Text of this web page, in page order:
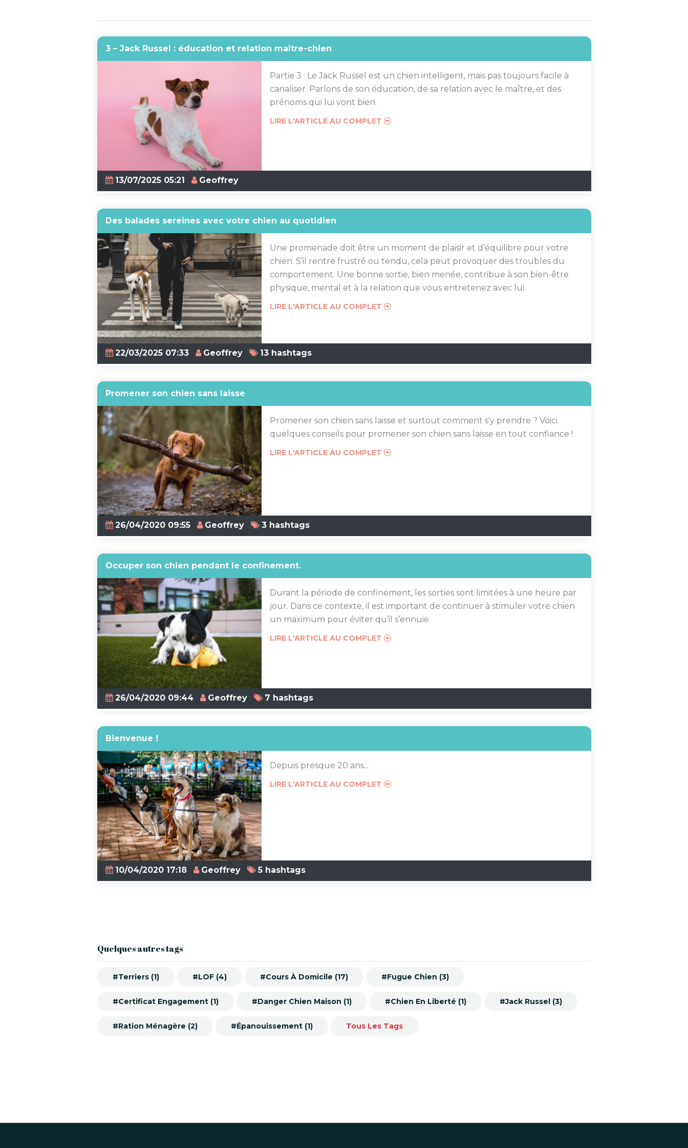
3 – Jack Russel : éducation et relation maître-chien
Partie 3 : Le Jack Russel est un chien intelligent, mais pas toujours facile à
canaliser. Parlons de son éducation, de sa relation avec le maître, et des
prénoms qui lui vont bien.
LIRE L'ARTICLE AU COMPLET
13/07/2025 05:21 Geoffrey
Des balades sereines avec votre chien au quotidien
Une promenade doit être un moment de plaisir et d’équilibre pour votre
chien. S’il rentre frustré ou tendu, cela peut provoquer des troubles du
comportement. Une bonne sortie, bien menée, contribue à son bien-être
physique, mental et à la relation que vous entretenez avec lui.
LIRE L'ARTICLE AU COMPLET
22/03/2025 07:33 Geoffrey 13 hashtags
Promener son chien sans laisse
Promener son chien sans laisse et surtout comment s'y prendre ? Voici
quelques conseils pour promener son chien sans laisse en tout confiance !
LIRE L'ARTICLE AU COMPLET
26/04/2020 09:55 Geoffrey 3 hashtags
Occuper son chien pendant le confinement.
Durant la période de confinement, les sorties sont limitées à une heure par
jour. Dans ce contexte, il est important de continuer à stimuler votre chien
un maximum pour éviter qu’il s’ennuie.
LIRE L'ARTICLE AU COMPLET
26/04/2020 09:44 Geoffrey 7 hashtags
Bienvenue !
Depuis presque 20 ans...
LIRE L'ARTICLE AU COMPLET
10/04/2020 17:18 Geoffrey 5 hashtags
Quelques autres tags
#Terriers (1) #LOF (4) #Cours À Domicile (17) #Fugue Chien (3)
#Certificat Engagement (1) #Danger Chien Maison (1) #Chien En Liberté (1) #Jack Russel (3)
#Ration Ménagère (2) #Épanouissement (1) Tous Les Tags